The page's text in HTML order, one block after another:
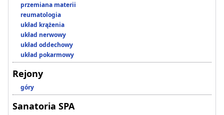
przemiana materii
reumatologia
układ krążenia
układ nerwowy
układ oddechowy
układ pokarmowy
Rejony
góry
Sanatoria SPA